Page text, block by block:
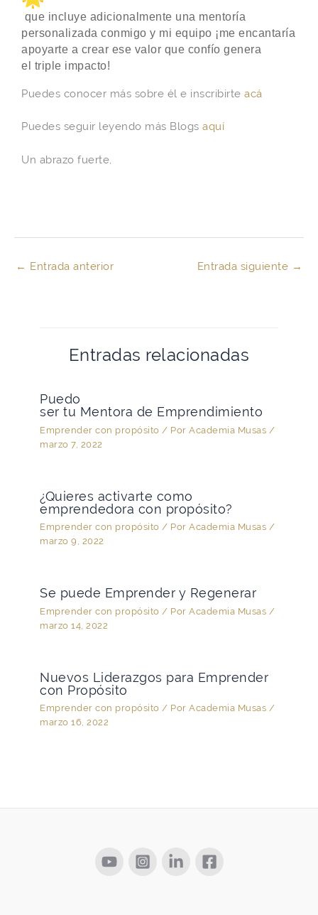
que incluye adicionalmente una mentoría
personalizada conmigo y mi equipo ¡me encantaría
apoyarte a crear ese valor que confío genera
el triple impacto!
Puedes conocer más sobre él e inscribirte acá
Puedes seguir leyendo más Blogs aquí
Un abrazo fuerte,
← Entrada anterior Entrada siguiente →
Entradas relacionadas
Puedo
ser tu Mentora de Emprendimiento
Emprender con propósito / PorAcademia Musas /
marzo 7, 2022
¿Quieres activarte como
emprendedora con propósito?
Emprender con propósito / PorAcademia Musas /
marzo 9, 2022
Se puede Emprender y Regenerar
Emprender con propósito / PorAcademia Musas /
marzo 14, 2022
Nuevos Liderazgos para Emprender
con Propósito
Emprender con propósito / PorAcademia Musas /
marzo 16, 2022